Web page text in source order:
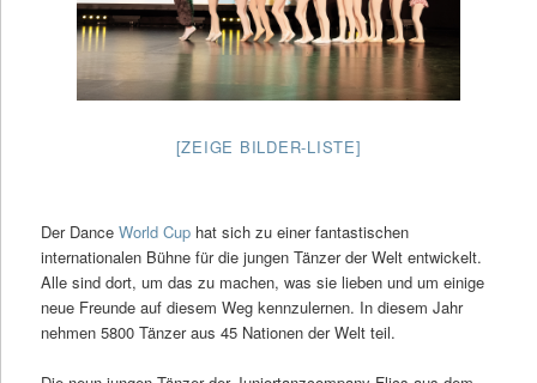
[ZEIGE BILDER-LISTE]
Der DanceWorld Cup hat sich zu einer fantastischen
internationalen Bühne für die jungen Tänzer der Welt entwickelt.
Alle sind dort, um das zu machen, was sie lieben und um einige
neue Freunde auf diesem Weg kennzulernen. In diesem Jahr
nehmen 5800 Tänzer aus 45 Nationen der Welt teil.